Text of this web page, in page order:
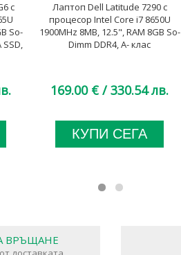
с
So-
SSD,
Лаптоп Dell Latitude 7290 с
процесор Intel Core i7 8650U
1900MHz 8MB, 12.5", RAM 8GB So-
Dimm DDR4, A- клас
169.00 € / 330.54 лв.
КУПИ СЕГА
ВРЪЩАНЕ